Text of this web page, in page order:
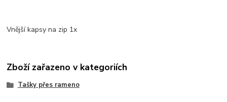
Vnější kapsy na zip 1x
Zboží zařazeno v kategoriích
Tašky přes rameno